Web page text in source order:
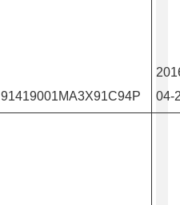
91419001MA3X91C94P
04-